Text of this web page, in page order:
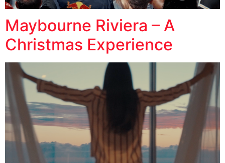
Maybourne Riviera – A
Christmas Experience